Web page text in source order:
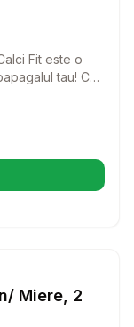
Fit este o
tau! Cu
fiind
într-o filă nouă)
Batoane Pasari
Miere, 2